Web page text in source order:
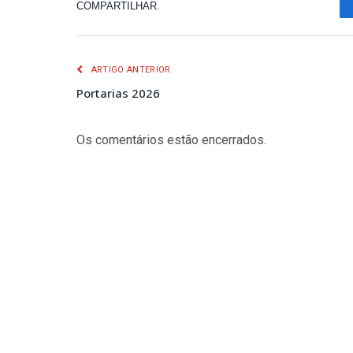
COMPARTILHAR.
ARTIGO ANTERIOR
Portarias 2026
Os comentários estão encerrados.